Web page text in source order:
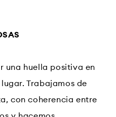
una huella positiva en
Trabajamos de
con coherencia entre